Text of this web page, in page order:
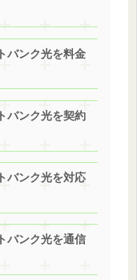
バンク光を料金
バンク光を契約
バンク光を対応
バンク光を通信